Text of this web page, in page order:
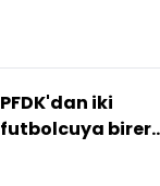
PFDK'dan iki
futbolcuya birer